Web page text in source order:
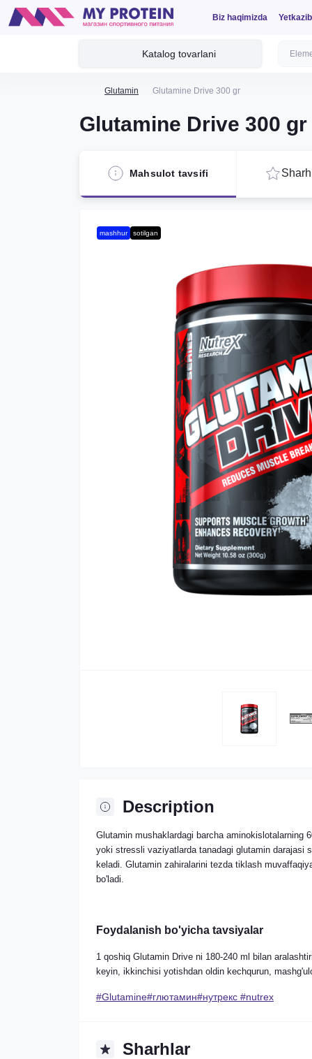
Biz haqimizda
Katalog tovarlani
Glutamin Glutamine Drive 300 gr
Glutamine Drive 300 gr
Mahsulot tavsifi
mashhur sotilgan
Description
Glutamin mushaklardagi barcha aminokislotalarning
yoki stressli vaziyatlarda tanadagi glutamin darajasi
keladi. Glutamin zahiralarini tezda tiklash
bo'ladi.
Foydalanish bo'yicha tavsiyalar
1 qoshiq Glutamin Drive ni 180-240 ml bilan
keyin, ikkinchisi yotishdan oldin kechqurun,
#Glutamine#глютамин#нутрекс #nutrex
Sharhlar